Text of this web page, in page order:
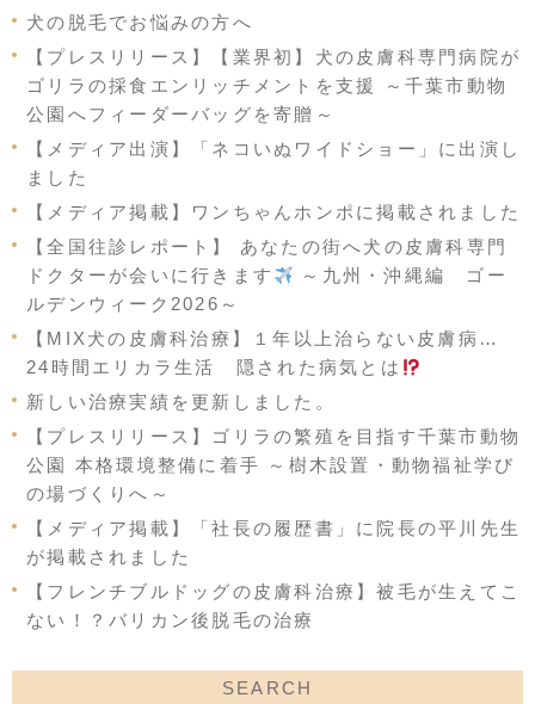
犬の脱毛でお悩みの方へ
【プレスリリース】【業界初】犬の皮膚科専門病院が
ゴリラの採食エンリッチメントを支援 ～千葉市動物
公園へフィーダーバッグを寄贈～
【メディア出演】「ネコいぬワイドショー」に出演し
ました
【メディア掲載】ワンちゃんホンポに掲載されました
【全国往診レポート】 あなたの街へ犬の皮膚科専門
ドクターが会いに行きます
～九州・沖縄編 ゴー
ルデンウィーク2026～
【MIX犬の皮膚科治療】１年以上治らない皮膚病…
24時間エリカラ生活 隠された病気とは
新しい治療実績を更新しました。
【プレスリリース】ゴリラの繁殖を目指す千葉市動物
公園 本格環境整備に着手 ～樹木設置・動物福祉学び
の場づくりへ～
【メディア掲載】「社長の履歴書」に院長の平川先生
が掲載されました
【フレンチブルドッグの皮膚科治療】被毛が生えてこ
ない！？バリカン後脱毛の治療
SEARCH